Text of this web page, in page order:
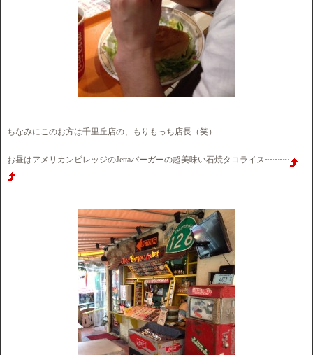
ちなみにこのお方は千里丘店の、もりもっち店長（笑）
お昼はアメリカンビレッジのJettaバーガーの超美味い石焼タコライス~~~~~